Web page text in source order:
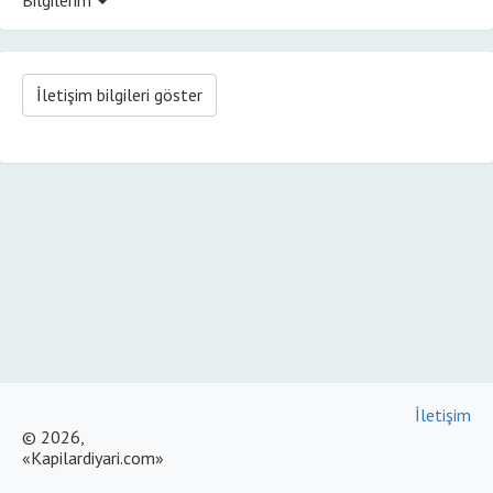
İletişim bilgileri göster
© 2026,
«Kapilardiyari.com»
İletişim